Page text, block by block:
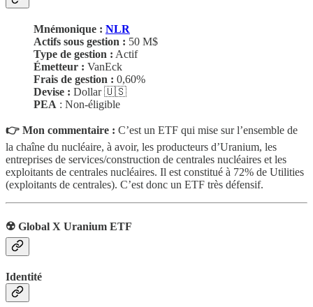
Mnémonique : NLR
Actifs sous gestion : 50 M$
Type de gestion : Actif
Émetteur : VanEck
Frais de gestion : 0,60%
Devise : Dollar 🇺🇸
PEA : Non-éligible
👉 Mon commentaire : C’est un ETF qui mise sur l’ensemble de
la chaîne du nucléaire, à avoir, les producteurs d’Uranium, les
entreprises de services/construction de centrales nucléaires et les
exploitants de centrales nucléaires. Il est constitué à 72% de Utilities
(exploitants de centrales). C’est donc un ETF très défensif.
☢️ Global X Uranium ETF
Identité